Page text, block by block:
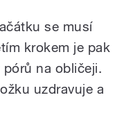
se musí
krokem je pak
na obličeji.
uzdravuje a